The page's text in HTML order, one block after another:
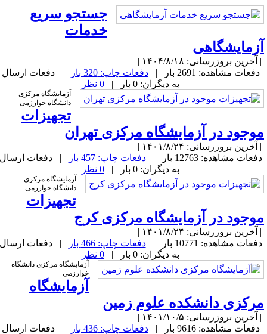
جستجو سریع
خدمات
بروزرسانی: ۱۴۰۴/۸/۱۸ |
دفعات مشاهده: 2691 بار |
دفعات چاپ: 320 بار
| دفعات ارسال
به دیگران: 0 بار |
آزمایشگاه مرکزی
دانشگاه خوارزمی
تجهیزات
در آزمایشگاه مرکزی تهران
بروزرسانی: ۱۴۰۱/۸/۲۴ |
مشاهده: 12763 بار |
دفعات چاپ: 457 بار
| دفعات ارسال
به دیگران: 0 بار |
آزمایشگاه مرکزی
دانشگاه خوارزمی
تجهیزات
در آزمایشگاه مرکزی کرج
بروزرسانی: ۱۴۰۱/۸/۲۴ |
مشاهده: 10771 بار |
دفعات چاپ: 466 بار
| دفعات ارسال
به دیگران: 0 بار |
آزمایشگاه مرکزی دانشگاه
خوارزمی
آزمایشگاه
دانشکده علوم زمین
بروزرسانی: ۱۴۰۱/۱۰/۵ |
دفعات مشاهده: 9616 بار |
دفعات چاپ: 436 بار
| دفعات ارسال